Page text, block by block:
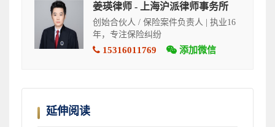
姜瑛律师 - 上海沪派律师事务所
创始合伙人 / 保险案件负责人 | 执业16
年，专注保险纠纷
15316011769 添加微信
延伸阅读